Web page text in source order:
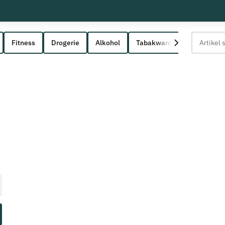
Fitness Drogerie Alkohol Tabakwaren